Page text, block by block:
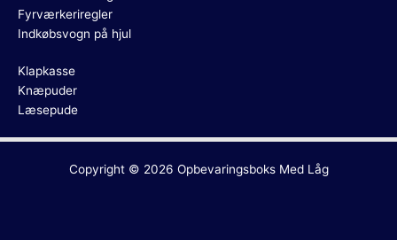
Fyrværkeriregler
Indkøbsvogn på hjul
Klapkasse
Knæpuder
Læsepude
Copyright © 2026 Opbevaringsboks Med Låg